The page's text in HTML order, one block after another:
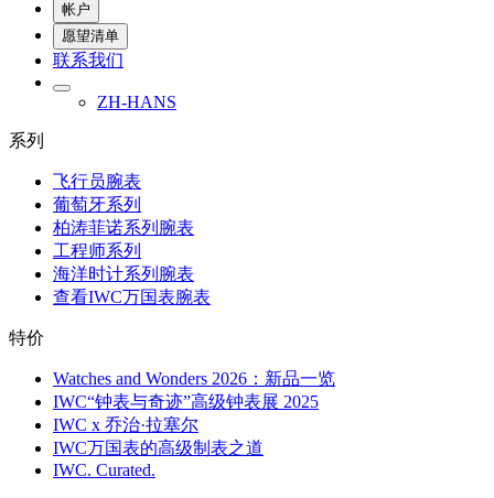
帐户
愿望清单
联系我们
ZH-HANS
系列
飞行员腕表
葡萄牙系列
柏涛菲诺系列腕表
工程师系列
海洋时计系列腕表
查看IWC万国表腕表
特价
Watches and Wonders 2026：新品一览
IWC“钟表与奇迹”高级钟表展 2025
IWC x 乔治·拉塞尔
IWC万国表的高级制表之道
IWC. Curated.